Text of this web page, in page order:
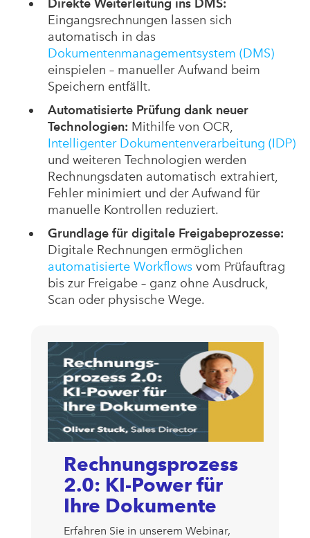
Direkte Weiterleitung ins DMS:
Eingangsrechnungen lassen sich
automatisch in das
Dokumentenmanagementsystem (DMS)
einspielen – manueller Aufwand beim
Speichern entfällt.
Automatisierte Prüfung dank neuer
Technologien: Mithilfe von OCR,
Intelligenter Dokumentenverarbeitung (IDP)
und weiteren Technologien werden
Rechnungsdaten automatisch extrahiert,
Fehler minimiert und der Aufwand für
manuelle Kontrollen reduziert.
Grundlage für digitale Freigabeprozesse:
Digitale Rechnungen ermöglichen
automatisierte Workflowsvom Prüfauftrag
bis zur Freigabe – ganz ohne Ausdruck,
Scan oder physische Wege.
Rechnungsprozess
2.0: KI-Power für
Ihre Dokumente
Erfahren Sie in unserem Webinar,